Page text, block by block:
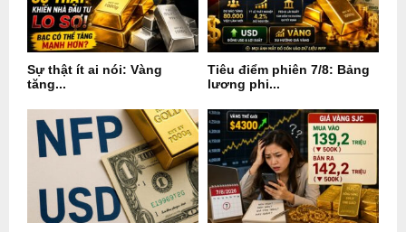
Sự thật ít ai nói: Vàng
tăng...
Tiêu điểm phiên 7/8: Bảng
lương phi...